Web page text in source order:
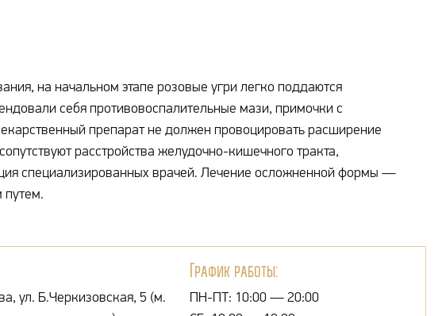
на начальном этапе розовые угри легко поддаются
себя противовоспалительные мази, примочки с
препарат не должен провоцировать расширение
расстройства желудочно-кишечного тракта,
специализированных врачей. Лечение осложненной формы —
путем.
ул. Б.Черкизовская, 5 (м.
График работы:
ПН-ПТ: 10:00 — 20:00